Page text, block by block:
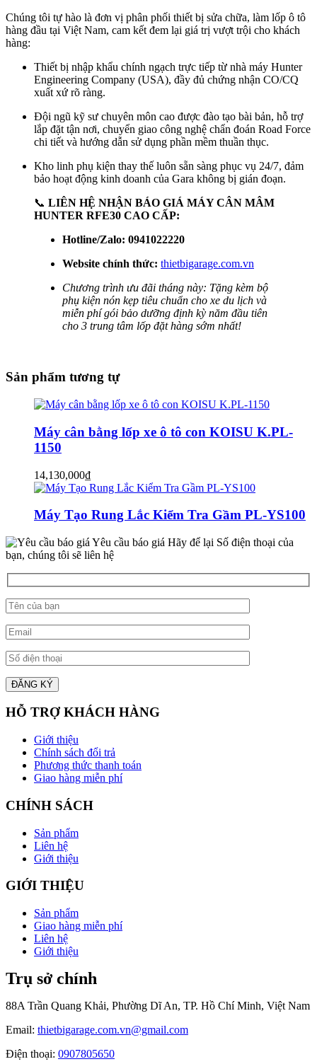
Chúng tôi tự hào là đơn vị phân phối thiết bị sửa chữa, làm lốp ô tô
hàng đầu tại Việt Nam, cam kết đem lại giá trị vượt trội cho khách
hàng:
Thiết bị nhập khẩu chính ngạch trực tiếp từ nhà máy Hunter
Engineering Company (USA), đầy đủ chứng nhận CO/CQ
xuất xứ rõ ràng.
Đội ngũ kỹ sư chuyên môn cao được đào tạo bài bản, hỗ trợ
lắp đặt tận nơi, chuyển giao công nghệ chẩn đoán Road Force
chi tiết và hướng dẫn sử dụng phần mềm thuần thục.
Kho linh phụ kiện thay thế luôn sẵn sàng phục vụ 24/7, đảm
bảo hoạt động kinh doanh của Gara không bị gián đoạn.
📞 LIÊN HỆ NHẬN BÁO GIÁ MÁY CÂN MÂM
HUNTER RFE30 CAO CẤP:
Hotline/Zalo: 0941022220
Website chính thức: thietbigarage.com.vn
Chương trình ưu đãi tháng này: Tặng kèm bộ
phụ kiện nón kẹp tiêu chuẩn cho xe du lịch và
miễn phí gói bảo dưỡng định kỳ năm đầu tiên
cho 3 trung tâm lốp đặt hàng sớm nhất!
Sản phẩm tương tự
Máy cân bằng lốp xe ô tô con KOISU K.PL-
1150
14,130,000₫
Máy Tạo Rung Lắc Kiểm Tra Gầm PL-YS100
Yêu cầu báo giá Hãy để lại Số điện thoại của
bạn, chúng tôi sẽ liên hệ
HỖ TRỢ KHÁCH HÀNG
Giới thiệu
Chính sách đổi trả
Phương thức thanh toán
Giao hàng miễn phí
CHÍNH SÁCH
Sản phẩm
Liên hệ
Giới thiệu
GIỚI THIỆU
Sản phẩm
Giao hàng miễn phí
Liên hệ
Giới thiệu
Trụ sở chính
88A Trần Quang Khải, Phường Dĩ An, TP. Hồ Chí Minh, Việt Nam
Email: thietbigarage.com.vn@gmail.com
Điện thoại: 0907805650